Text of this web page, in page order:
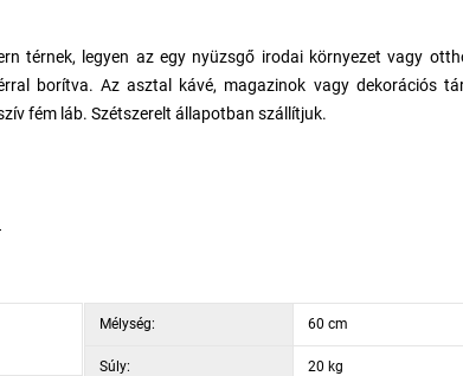
térnek, legyen az egy nyüzsgő irodai környezet vagy
borítva. Az asztal kávé, magazinok vagy dekorációs
fém láb. Szétszerelt állapotban szállítjuk.
Mélység: 60 cm
Súly: 20 kg